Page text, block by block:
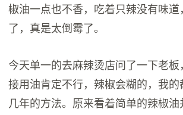
椒油一点也不香，吃着只辣没有味道
了，真是太倒霉了。
今天单一的去麻辣烫店问了一下老板
接用油肯定不行，辣椒会糊的，我
几年的方法。原来看着简单的辣椒油